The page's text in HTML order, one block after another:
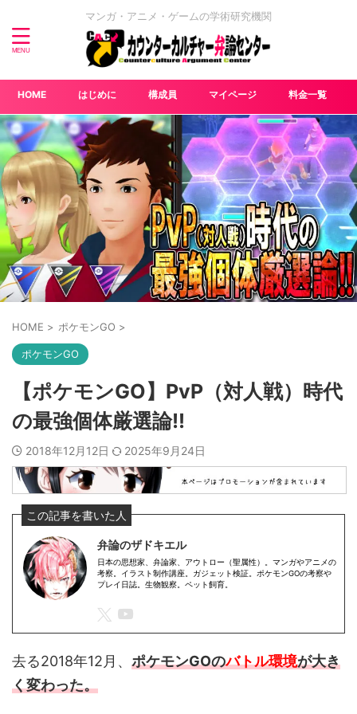
マンガ・アニメ・ゲームの学術研究機関
HOME はじめに 構成員 マイページ 料金一覧
HOME > ポケモンGO >
ポケモンGO
【ポケモンGO】PvP（対人戦）時代
の最強個体厳選論!!
2018年12月12日 2025年9月24日
弁論のザドキエル
日本の思想家、弁論家、アウトロー（聖属性）。マンガやアニメの
考察。イラスト制作講座。ガジェット検証。ポケモンGOの考察や
プレイ日誌。生物観察。ペット飼育。
去る2018年12月、 ポケモンGOのバトル環境が大き
く変わった。